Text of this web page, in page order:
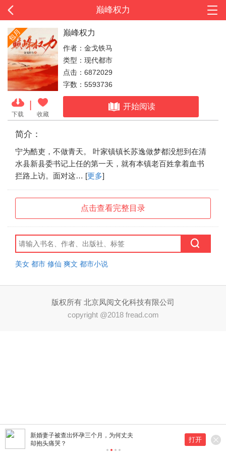
新婚妻子被查出怀孕三个月，为何丈夫
却抱头痛哭？
打开
巅峰权力
下载 收藏
巅峰权力
作者：金戈铁马
类型：现代都市
点击：6872029
字数：5593736
开始阅读
简介：
宁为酷吏，不做青天。 叶家镇镇长苏逸做梦都没想到在清
水县新县委书记上任的第一天，就有本镇老百姓拿着血书
拦路上访。面对这… [更多]
点击查看完整目录
美女 都市 修仙 爽文 都市小说
版权所有 北京凤阅文化科技有限公司
copyright @2018 fread.com